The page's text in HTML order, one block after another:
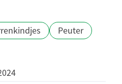
Peuter